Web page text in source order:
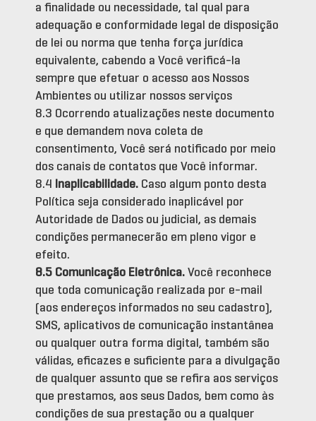
a finalidade ou necessidade, tal qual para
adequação e conformidade legal de disposição
de lei ou norma que tenha força jurídica
equivalente, cabendo a Você verificá-la
sempre que efetuar o acesso aos Nossos
Ambientes ou utilizar nossos serviços
8.3 Ocorrendo atualizações neste documento
e que demandem nova coleta de
consentimento, Você será notificado por meio
dos canais de contatos que Você informar.
8.4
Inaplicabilidade. Caso algum ponto desta
Política seja considerado inaplicável por
Autoridade de Dados ou judicial, as demais
condições permanecerão em pleno vigor e
efeito.
8.5 Comunicação Eletrônica. Você reconhece
que toda comunicação realizada por e-mail
(aos endereços informados no seu cadastro),
SMS, aplicativos de comunicação instantânea
ou qualquer outra forma digital, também são
válidas, eficazes e suficiente para a divulgação
de qualquer assunto que se refira aos serviços
que prestamos, aos seus Dados, bem como às
condições de sua prestação ou a qualquer